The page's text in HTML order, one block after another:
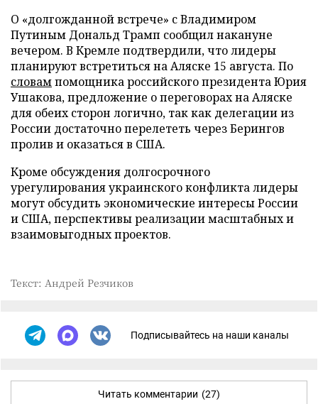
О «долгожданной встрече» с Владимиром
Путиным Дональд Трамп сообщил накануне
вечером. В Кремле подтвердили, что лидеры
планируют встретиться на Аляске 15 августа. По
словампомощника российского президента Юрия
Ушакова, предложение о переговорах на Аляске
для обеих сторон логично, так как делегации из
России достаточно перелететь через Берингов
пролив и оказаться в США.
Кроме обсуждения долгосрочного
урегулирования украинского конфликта лидеры
могут обсудить экономические интересы России
и США, перспективы реализации масштабных и
взаимовыгодных проектов.
Текст: Андрей Резчиков
Подписывайтесь на наши каналы
Читать комментарии (27)